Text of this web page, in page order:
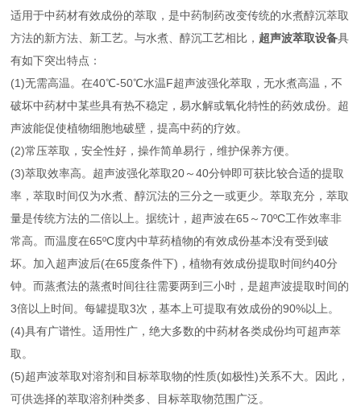
适用于中药材有效成份的萃取，是中药制药改变传统的水煮醇沉萃取
方法的新方法、新工艺。与水煮、醇沉工艺相比， 超声波萃取设备具
有如下突出特点：
(1)无需高温。在40℃-50℃水温F超声波强化萃取，无水煮高温，不
破坏中药材中某些具有热不稳定，易水解或氧化特性的药效成份。超
声波能促使植物细胞地破壁，提高中药的疗效。
(2)常压萃取，安全性好，操作简单易行，维护保养方便。
(3)萃取效率高。超声波强化萃取20～40分钟即可获比较合适的提取
率，萃取时间仅为水煮、醇沉法的三分之一或更少。萃取充分，萃取
量是传统方法的二倍以上。据统计，超声波在65～70ºC工作效率非
常高。而温度在65ºC度内中草药植物的有效成份基本没有受到破
坏。加入超声波后(在65度条件下)，植物有效成份提取时间约40分
钟。而蒸煮法的蒸煮时间往往需要两到三小时，是超声波提取时间的
3倍以上时间。每罐提取3次，基本上可提取有效成份的90%以上。
(4)具有广谱性。适用性广，绝大多数的中药材各类成份均可超声萃
取。
(5)超声波萃取对溶剂和目标萃取物的性质(如极性)关系不大。因此，
可供选择的萃取溶剂种类多、目标萃取物范围广泛。